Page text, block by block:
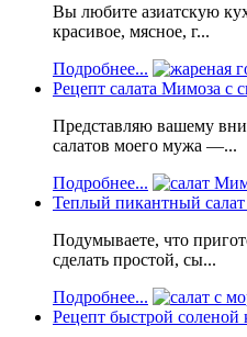
Вы любите азиатскую
красивое, мясное, г...
Подробнее...
Рецепт салата Мимоза с
Представляю вашему
салатов моего мужа —...
Подробнее...
Теплый пикантный
Подумываете, что
сделать простой, сы...
Подробнее...
Рецепт быстрой